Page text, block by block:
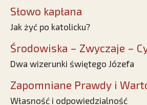
Słowo kapłana
Jak żyć po katolicku?
Środowiska – Zwyczaje –
Dwa wizerunki świętego Józefa
Zapomniane Prawdy i
Własność i odpowiedzialność